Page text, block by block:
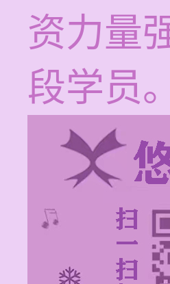
资力量
段学员。